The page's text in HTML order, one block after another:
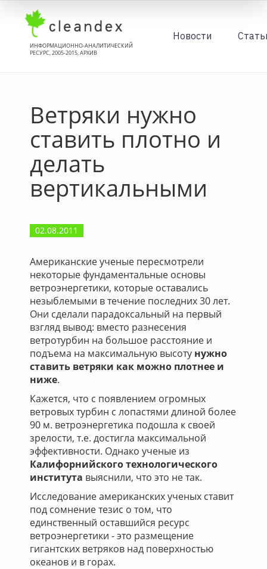
ИНФОРМАЦИОННО-АНАЛИТИЧЕСКИЙ
РЕСУРС, 2005-2015, АРХИВ
Новости
Ветряки нужно
ставить плотно и
делать
вертикальными
02.08.2011
Американские ученые пересмотрели
некоторые фундаментальные основы
ветроэнергетики, которые оставались
незыблемыми в течение последних 30 лет.
Они сделали парадоксальный на первый
взгляд вывод: вместо разнесения
ветротурбин на большое расстояние и
подъема на максимальную высоту нужно
ставить ветряки как можно плотнее и
ниже.
Кажется, что с появлением огромных
ветровых турбин с лопастями длиной более
90 м. ветроэнергетика подошла к своей
зрелости, т.е. достигла максимальной
эффективности. Однако ученые из
Калифорнийского технологического
института выяснили, что это не так.
Исследование американских ученых ставит
под сомнение тезис о том, что
единственный оставшийся ресурс
ветроэнергетики - это размещение
гигантских ветряков над поверхностью
океанов и в горах.